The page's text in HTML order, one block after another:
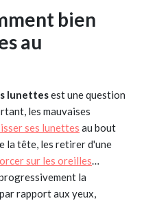
bien
au
lunettesest une question
les mauvaises
ses lunettes au bout
la tête, les retirer d'une
sur les oreilles…
la
rapport aux yeux,